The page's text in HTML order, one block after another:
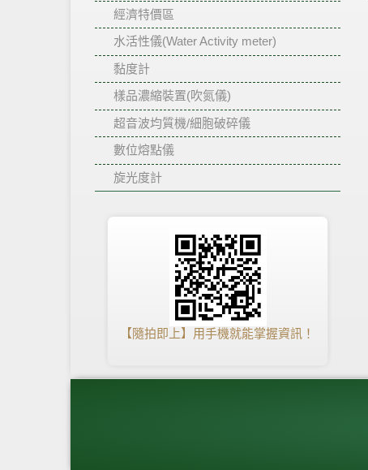
經濟特價區
水活性儀(Water Activity meter)
黏度計
樣品濃縮裝置(吹氮儀)
超音波均質機/細胞破碎儀
數位熔點儀
旋光度計
【隨拍即上】用手機就能掌握資訊！